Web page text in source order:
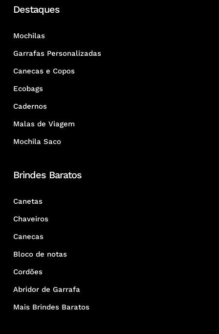
Destaques
Mochilas
Garrafas Personalizadas
Canecas e Copos
Ecobags
Cadernos
Malas de Viagem
Mochila Saco
Brindes Baratos
Canetas
Chaveiros
Canecas
Bloco de notas
Cordões
Abridor de Garrafa
Mais Brindes Baratos